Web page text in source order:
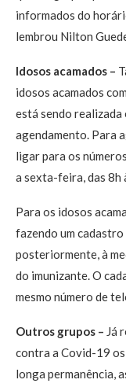
informados do
lembrou Nilton
Idosos acamados –
idosos acamados
está sendo realizada
agendamento. Para
ligar para os
a sexta-feira, das 8h
Para os idosos
fazendo um cadastro
posteriormente, à
do imunizante. O
mesmo número de
Outros grupos – Já
contra a Covid-19
longa permanência,